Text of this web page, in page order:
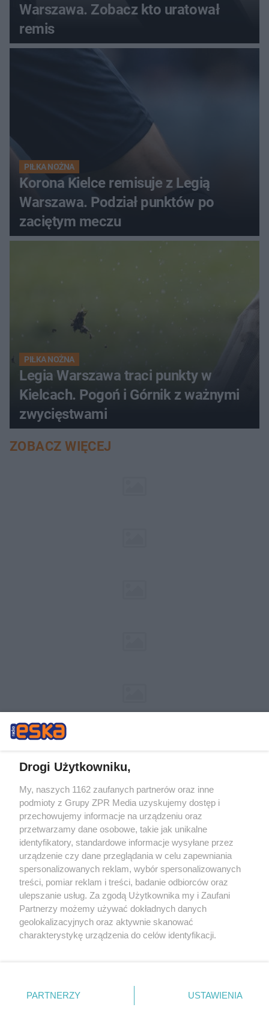
Warszawa. Zobacz kto uratował
remis
PIŁKA NOŻNA
Korona Kielce remisuje z Legią
Warszawa. Podział punktów po
zaciętym meczu
PIŁKA NOŻNA
Legia Warszawa traci punkty w
Kielcach. Pogoń i Górnik z ważnymi
zwycięstwami
ZOBACZ WIĘCEJ
Żaden utwór zamieszczony w serwisie nie może być powielany i
rozpowszechniany lub dalej rozpowszechniany w jakikolwiek sposób (w
tym także elektroniczny lub mechaniczny) na jakimkolwiek polu
eksploatacji w jakiejkolwiek formie, włącznie z umieszczaniem w
Internecie bez pisemnej zgody właściciela praw. Jakiekolwiek użycie lub
wykorzystanie utworów w całości lub w części z naruszeniem prawa,
tzn. bez właściwej zgody, jest zabronione pod groźbą kary i może być
ścigane prawnie.
Drogi Użytkowniku,
My, naszych 1162 zaufanych partnerów oraz inne
podmioty z Grupy ZPR Media uzyskujemy dostęp i
przechowujemy informacje na urządzeniu oraz
przetwarzamy dane osobowe, takie jak unikalne
identyfikatory, standardowe informacje wysyłane przez
urządzenie czy dane przeglądania w celu zapewniania
spersonalizowanych reklam, wybór spersonalizowanych
treści, pomiar reklam i treści, badanie odbiorców oraz
ulepszanie usług. Za zgodą Użytkownika my i Zaufani
Partnerzy możemy używać dokładnych danych
geolokalizacyjnych oraz aktywnie skanować
charakterystykę urządzenia do celów identyfikacji.
zmienić/wycofać klikając przycisk ustawień prywatności
znajdujący się w lewym dolnym rogu strony
PARTNERZY USTAWIENIA